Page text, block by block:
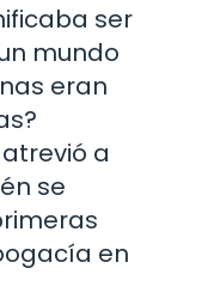
ser
mundo
eran
a
se
en